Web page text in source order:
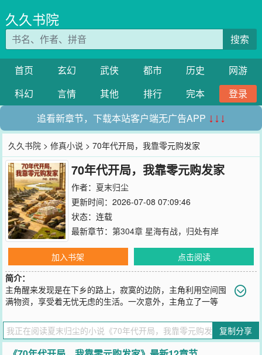
久久书院
搜索
首页 玄幻 武侠 都市 历史
网游
科幻
言情 其他 排行 完本
登录
追看新章节，下载本站客户端无广告APP ↓↓↓
久久书院 >修真小说 > 70年代开局，我靠零元购发家
70年代开局，我靠零元购发家
作者： 夏末归尘
更新时间：2026-07-08 07:09:46
状态：连载
最新章节： 第304章 星海有战，归处有岸
加入书架
点击阅读
简介：
主角醒来发现是在下乡的路上，寂寞的边防，主角利用空间囤
满物资，享受着无忧无虑的生活。一次意外，主角立了一等
后，带领家人做生意。
您要是觉得《70年代开局，我靠零元购发家》还不错的话请不要忘记
向您QQ群和微博微信里的朋友推荐哦！
复制分享